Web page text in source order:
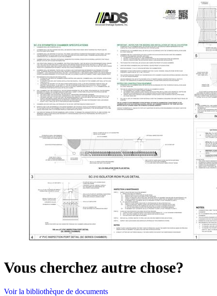
Vous cherchez autre chose?
Voir la bibliothèque de documents